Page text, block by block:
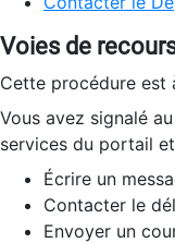
Voies de
Cette procédure est
Vous avez signalé
services du portail
Écrire un
Contacter le
Envoyer un